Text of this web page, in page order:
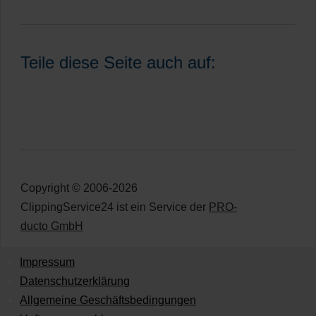
Teile diese Seite auch auf:
Copyright © 2006-2026
ClippingService24 ist ein Service der PRO-
ducto GmbH
Impressum
Datenschutzerklärung
Allgemeine Geschäftsbedingungen